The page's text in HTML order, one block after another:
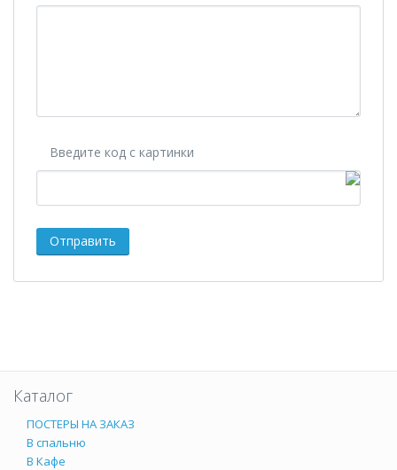
Введите код с картинки
Каталог
ПОСТЕРЫ НА ЗАКАЗ
В спальню
В Кафе